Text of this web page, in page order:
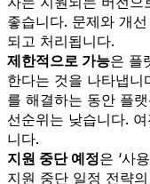
좋습니다. 문제와 개
되고 처리됩니다.
제한적으로 가능은 플
한다는 것을 나타냅니
를 해결하는 동안 플
선순위는 낮습니다.
니다.
지원 중단 예정은 ‘사
지원 중단 일정 전략